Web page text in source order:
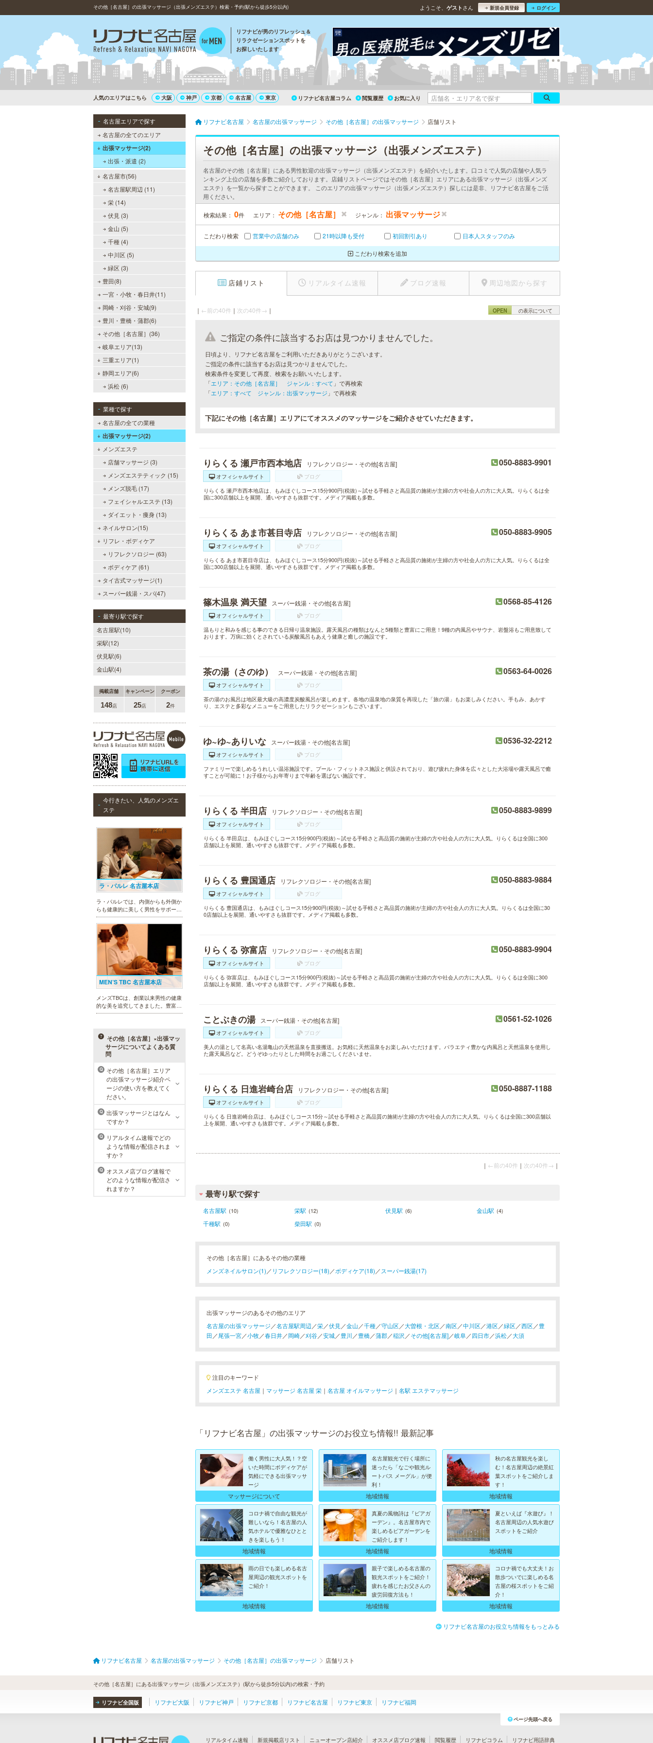
その他［名古屋］の出張マッサージ（出張メンズエステ）検索・予約(駅から徒歩5分以内) ようこそ、 ゲスト さん 新規会員登録 ログイン
リフナビが男のリフレッシュ＆
リラクゼーションスポットを
お探しいたします
人気のエリアはこちら 大阪 神戸 京都 名古屋 東京 リフナビ名古屋コラム 閲覧履歴 お気に入り
名古屋エリアで探す
名古屋の全てのエリア
出張マッサージ(2)
出張・派遣 (2)
名古屋市(56)
名古屋駅周辺 (11)
栄 (14)
伏見 (3)
金山 (5)
千種 (4)
中川区 (5)
緑区 (3)
豊田(8)
一宮・小牧・春日井(11)
岡崎・刈谷・安城(9)
豊川・豊橋・蒲郡(6)
その他［名古屋］(36)
岐阜エリア(13)
三重エリア(1)
静岡エリア(6)
浜松 (6)
業種で探す
名古屋の全ての業種
出張マッサージ(2)
メンズエステ
店舗マッサージ (3)
メンズエステティック (15)
メンズ脱毛 (17)
フェイシャルエステ (13)
ダイエット・痩身 (13)
ネイルサロン(15)
リフレ・ボディケア
リフレクソロジー (63)
ボディケア (61)
タイ古式マッサージ(1)
スーパー銭湯・スパ(47)
最寄り駅で探す
名古屋駅(10)
栄駅(12)
伏見駅(6)
金山駅(4)
掲載店舗 キャンペーン クーポン
148店 25店 2件
今行きたい、人気のメンズエ
ステ
ラ・パルレ 名古屋本店
ラ・パルレでは、内側からも外側か
らも健康的に美しく男性をサポー
ト。脱メタボリックやダイエット、
マッチョコースやにきび内外コー
ス、アロマトリートメント等多彩な
メニューをご用意。お得な体験コー
スも多数！
MEN’S TBC 名古屋本店
メンズTBCは、創業以来男性の健康
的な美を追究してきました。豊富な
脱毛メニューを始め、フェイシャル
べる種類の多さで初めての方も安心
です。
メンズリゼクリニック 名古屋
栄院
東京メンズリゼクリニックの永久脱
毛が全国で受けられます。多くの男
性患者様にご支持頂き、新宿1院か
ら始まったメンズリゼクリニック
が、現在では提携院含め全国10院を
展開するクリニックになりました。
その他［名古屋］×出張マッ
サージについてよくある質
問
Q
その他［名古屋］エリア
の出張マッサージ紹介ペ
ージの使い方を教えてく
ださい。
Q
出張マッサージとはなん
ですか？
Q
リアルタイム速報でどの
ような情報が配信されま
すか？
Q
オススメ店ブログ速報で
どのような情報が配信さ
れますか？
リフナビ名古屋 名古屋の出張マッサージ その他［名古屋］の出張マッサージ 店舗リスト
その他［名古屋］の出張マッサージ（出張メンズエステ）
名古屋のその他［名古屋］にある男性歓迎の出張マッサージ（出張メンズエステ）を紹介いたします。口コミで人気の店舗や人気ラ
ンキング上位の店舗を多数ご紹介しております。店鋪リストページではその他［名古屋］エリアにある出張マッサージ（出張メンズ
エステ）を一覧から探すことができます。 このエリアの出張マッサージ（出張メンズエステ）探しには是非、リフナビ名古屋をご活
用ください。
検索結果： 0件 エリア： その他［名古屋］ ジャンル： 出張マッサージ
こだわり検索 営業中の店舗のみ 21時以降も受付 初回割引あり 日本人スタッフのみ
こだわり検索を追加
店鋪リスト リアルタイム速報 ブログ速報 周辺地図から探す
｜ ←前の40件 ｜ 次の40件→ ｜ OPEN の表示について
ご指定の条件に該当するお店は見つかりませんでした。
日頃より、リフナビ名古屋をご利用いただきありがとうございます。
ご指定の条件に該当するお店は見つかりませんでした。
検索条件を変更して再度、検索をお願いいたします。
「エリア：その他［名古屋］ ジャンル：すべて 」で再検索
「エリア：すべて ジャンル：出張マッサージ 」で再検索
下記にその他［名古屋］エリアにてオススメのマッサージをご紹介させていただきます。
りらくる 瀬戸市西本地店 リフレクソロジー・その他[名古屋] 050-8883-9901
オフィシャルサイト
ブログ
りらくる 瀬戸市西本地店は、もみほぐしコース15分900円(税抜)～試せる手軽さと高品質の施術が主婦の方や社会人の方に大人気。りらくるは全
国に300店舗以上を展開、通いやすさも抜群です。メディア掲載も多数。
りらくる あま市甚目寺店 リフレクソロジー・その他[名古屋] 050-8883-9905
オフィシャルサイト
ブログ
りらくる あま市甚目寺店は、もみほぐしコース15分900円(税抜)～試せる手軽さと高品質の施術が主婦の方や社会人の方に大人気。りらくるは全
国に300店舗以上を展開、通いやすさも抜群です。メディア掲載も多数。
篠木温泉 満天望 スーパー銭湯・その他[名古屋] 0568-85-4126
オフィシャルサイト
ブログ
温もりと和みを感じる事のできる日帰り温泉施設。露天風呂の種類はなんと5種類と豊富にご用意！9種の内風呂やサウナ、岩盤浴もご用意致して
おります。万病に効くとされている炭酸風呂もあえう健康と癒しの施設です。
茶の湯（さのゆ） スーパー銭湯・その他[名古屋] 0563-64-0026
オフィシャルサイト
ブログ
茶の湯のお風呂は地区最大級の高濃度炭酸風呂が楽しめます。各地の温泉地の泉質を再現した「旅の湯」もお楽しみください。手もみ、あかす
り、エステと多彩なメニューをご用意したリラクゼーションもございます。
ゆ~ゆ~ありいな スーパー銭湯・その他[名古屋] 0536-32-2212
オフィシャルサイト
ブログ
ファミリーで楽しめるうれしい温浴施設です。プール・フィットネス施設と併設されており、遊び疲れた身体を広々とした大浴場や露天風呂で癒
すことが可能に！お子様からお年寄りまで年齢を選ばない施設です。
りらくる 半田店 リフレクソロジー・その他[名古屋] 050-8883-9899
オフィシャルサイト
ブログ
りらくる 半田店は、もみほぐしコース15分900円(税抜)～試せる手軽さと高品質の施術が主婦の方や社会人の方に大人気。りらくるは全国に300
店舗以上を展開、通いやすさも抜群です。メディア掲載も多数。
りらくる 豊国通店 リフレクソロジー・その他[名古屋] 050-8883-9884
オフィシャルサイト
ブログ
りらくる 豊国通店は、もみほぐしコース15分900円(税抜)～試せる手軽さと高品質の施術が主婦の方や社会人の方に大人気。りらくるは全国に30
0店舗以上を展開、通いやすさも抜群です。メディア掲載も多数。
りらくる 弥富店 リフレクソロジー・その他[名古屋] 050-8883-9904
オフィシャルサイト
ブログ
りらくる 弥富店は、もみほぐしコース15分900円(税抜)～試せる手軽さと高品質の施術が主婦の方や社会人の方に大人気。りらくるは全国に300
店舗以上を展開、通いやすさも抜群です。メディア掲載も多数。
ことぶきの湯 スーパー銭湯・その他[名古屋] 0561-52-1026
オフィシャルサイト
ブログ
美人の湯として名高い名湯亀山の天然温泉を直接搬送。お気軽に天然温泉をお楽しみいただけます。バラエティ豊かな内風呂と天然温泉を使用し
た露天風呂など。どうぞゆったりとした時間をお過ごしくださいませ。
りらくる 日進岩崎台店 リフレクソロジー・その他[名古屋] 050-8887-1188
オフィシャルサイト
ブログ
りらくる 日進岩崎台店は、もみほぐしコース15分～試せる手軽さと高品質の施術が主婦の方や社会人の方に大人気。りらくるは全国に300店舗以
上を展開、通いやすさも抜群です。メディア掲載も多数。
｜ ←前の40件 ｜ 次の40件→ ｜
最寄り駅で探す
名古屋駅 (10) 栄駅 (12) 伏見駅 (6) 金山駅 (4)
千種駅 (0) 柴田駅 (0)
その他［名古屋］にあるその他の業種
メンズネイルサロン(1) ／ リフレクソロジー(18) ／ボディケア(18) ／ スーパー銭湯(17)
出張マッサージのあるその他のエリア
名古屋の出張マッサージ ／名古屋駅周辺 ／栄／伏見 ／金山 ／千種／守山区／大曽根・北区／南区／中川区／港区／緑区／西区／豊
田 ／尾張一宮／小牧／春日井／岡崎／刈谷／安城／豊川 ／豊橋／蒲郡／稲沢 ／その他[名古屋]／岐阜／四日市／浜松／大須
注目のキーワード
メンズエステ 名古屋 ｜ マッサージ 名古屋 栄 ｜ 名古屋 オイルマッサージ ｜ 名駅 エステマッサージ
「リフナビ名古屋」の出張マッサージのお役立ち情報!! 最新記事
働く男性に大人気！？空
いた時間にボディケアが
気軽にできる出張マッサ
ージ
マッサージについて
名古屋観光で行く場所に
迷ったら「なごや観光ル
ートバス メーグル」が便
利！
地域情報
秋の名古屋観光を楽し
む！名古屋周辺の絶景紅
葉スポットをご紹介しま
す！
地域情報
コロナ禍で自由な観光が
難しいなら！名古屋の人
気ホテルで優雅なひとと
きを楽しもう！
地域情報
真夏の風物詩は『ビアガ
ーデン』。名古屋市内で
楽しめるビアガーデンを
ご紹介します！
地域情報
夏といえば『水遊び』！
名古屋周辺の人気水遊び
スポットをご紹介
地域情報
雨の日でも楽しめる名古
屋周辺の観光スポットを
ご紹介！
地域情報
親子で楽しめる名古屋の
観光スポットをご紹介！
疲れを感じたお父さんの
疲労回復方法も！
地域情報
コロナ禍でも大丈夫！お
散歩ついでに楽しめる名
古屋の桜スポットをご紹
介！
地域情報
リフナビ名古屋のお役立ち情報をもっとみる
リフナビ名古屋 名古屋の出張マッサージ その他［名古屋］の出張マッサージ 店舗リスト
その他［名古屋］にある出張マッサージ（出張メンズエステ）(駅から徒歩5分以内)の検索・予約
リフナビ全国版 リフナビ大阪 リフナビ神戸 リフナビ京都 リフナビ名古屋 リフナビ東京 リフナビ福岡
ページ先頭へ戻る
リアルタイム速報 新規掲載店リスト ニューオープン店紹介 オススメ店ブログ速報 閲覧履歴 リフナビコラム リフナビ用語辞典